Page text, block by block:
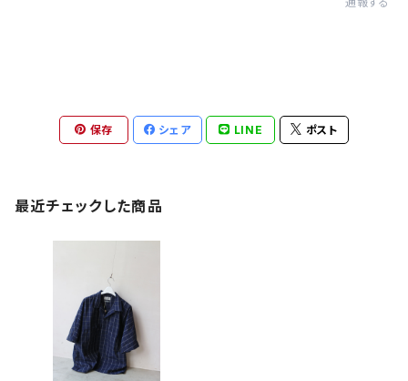
保存 シェア LINE ポスト
最近チェックした商品